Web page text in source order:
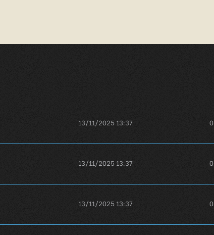
13/11/2025 13:37 0
13/11/2025 13:37 0
13/11/2025 13:37 0